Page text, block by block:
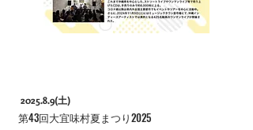
2025.8.9(土)
​第43回大宜味村夏まつり2025